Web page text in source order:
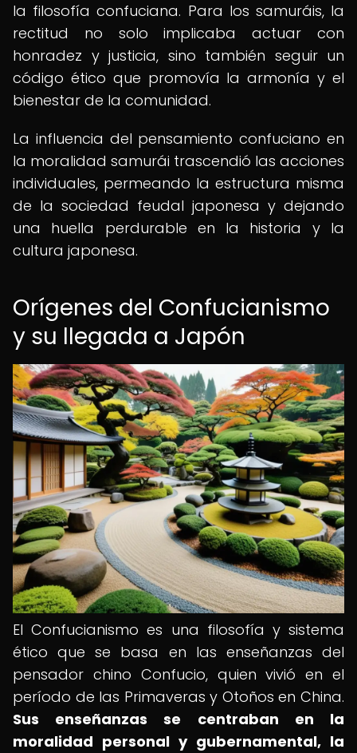
la filosofía confuciana. Para los samuráis, la
rectitud no solo implicaba actuar con
honradez y justicia, sino también seguir un
código ético que promovía la armonía y el
bienestar de la comunidad.
La influencia del pensamiento confuciano en
la moralidad samurái trascendió las acciones
individuales, permeando la estructura misma
de la sociedad feudal japonesa y dejando
una huella perdurable en la historia y la
cultura japonesa.
Orígenes del Confucianismo
y su llegada a Japón
El Confucianismo es una filosofía y sistema
ético que se basa en las enseñanzas del
pensador chino Confucio, quien vivió en el
período de las Primaveras y Otoños en China.
Sus enseñanzas se centraban en la
moralidad personal y gubernamental, la